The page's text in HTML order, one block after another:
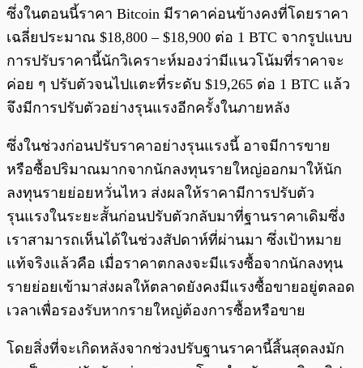
ซึ่งในตอนนี้ราคา Bitcoin มีราคาค่อนข้างคงที่โดยราคา
เฉลี่ยประมาณ $18,800 – $18,900 ต่อ 1 BTC จากรูปแบบ
การปรับราคานี้นักวิเคราะห์มองว่ามีแนวโน้มที่ราคาจะ
ค่อย ๆ ปรับตัวจนไปแตะที่ระดับ $19,265 ต่อ 1 BTC แล้ว
จึงมีการปรับตัวอย่างรุนแรงอีกครั้งในภายหลัง
ซึ่งในช่วงก่อนปรับราคาอย่างรุนแรงนี้ อาจมีการขาย
หรือซื้อปริมาณมากจากนักลงทุนรายใหญ่ออกมาให้นัก
ลงทุนรายย่อยหวั่นไหว ส่งผลให้ราคามีการปรับตัว
รุนแรงในระยะสั้นก่อนปรับตัวกลับมาที่ฐานราคาเดิมซึ่ง
เราสามารถเห็นได้ในช่วงสัปดาห์ที่ผ่านมา ซึ่งเป้าหมาย
แท้จริงแล้วคือ เมื่อราคาตกลงจะมีแรงซื้อจากนักลงทุน
รายย่อยเข้ามาส่งผลให้ตลาดยังคงมีแรงซื้อขายอยู่ตลอด
เวลาเพื่อรองรับหากรายใหญ่ต้องการซื้อหรือขาย
โดยสิ่งที่จะเกิดหลังจากช่วงปรับฐานราคานี้สิ้นสุดลงมัก